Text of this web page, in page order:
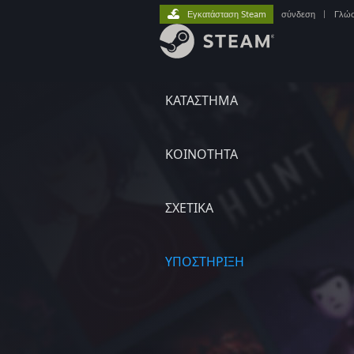
ΚΑΤΑΣΤΗΜΑ
ΚΟΙΝΟΤΗΤΑ
ΣΧΕΤΙΚΆ
ΥΠΟΣΤΗΡΙΞΗ
Εγκατάσταση Steam σύνδεση